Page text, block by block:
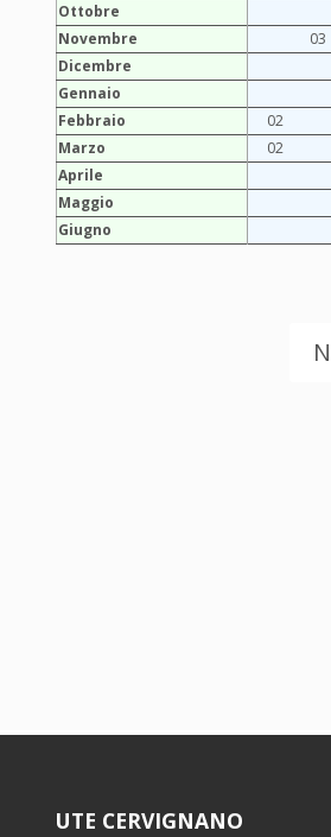
Ottobre
Novembre
03
Dicembre
Gennaio
Febbraio
02
Marzo
02
Aprile
Maggio
Giugno
UTE CERVIGNANO